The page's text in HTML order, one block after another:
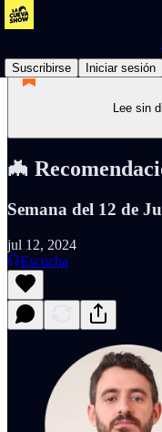
Suscribirse
Iniciar sesión
Lee sin
🦇
Semana del 12 de
jul 12, 2024
Escucha